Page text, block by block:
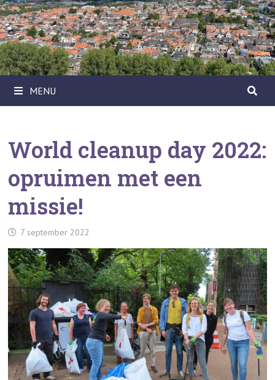
Ga
naar
de
inhoud
MENU
World cleanup day 2022:
opruimen met een
missie!
7 september 2022